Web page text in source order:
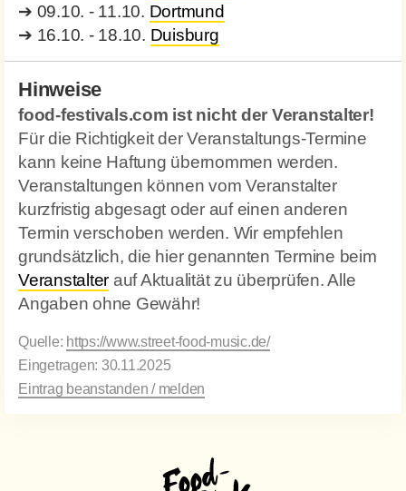
➔ 09.10. - 11.10. Dortmund
➔ 16.10. - 18.10. Duisburg
Hinweise
food-festivals.com ist nicht der Veranstalter!
Für die Richtigkeit der Veranstaltungs-Termine
kann keine Haftung übernommen werden.
Veranstaltungen können vom Veranstalter
kurzfristig abgesagt oder auf einen anderen
Termin verschoben werden. Wir empfehlen
grundsätzlich, die hier genannten Termine beim
Veranstalter auf Aktualität zu überprüfen. Alle
Angaben ohne Gewähr!
Quelle: https://www.street-food-music.de/
Eingetragen: 30.11.2025
Eintrag beanstanden / melden